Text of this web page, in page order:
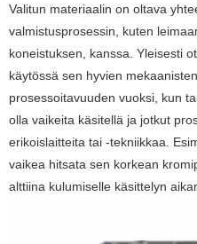
Valitun materiaalin on oltava
valmistusprosessin, kuten
koneistuksen, kanssa. Yleisesti
käytössä sen hyvien
prosessoitavuuden vuoksi, kun
olla vaikeita käsitellä ja jotkut
erikoislaitteita tai -tekniikkaa.
vaikea hitsata sen korkean
alttiina kulumiselle käsittelyn